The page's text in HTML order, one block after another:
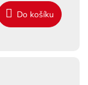
Do košíku